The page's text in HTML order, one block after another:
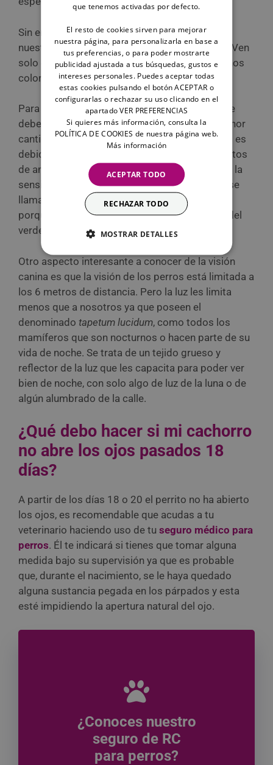
Sin embargo, la visión canina es diferente a la
nuestra; ¿cómo ven los perros exactamente? ¿Ven
solo en blanco y negro? ¿Sólo distinguen algunos
colores? ¿Ven borroso?
Para responder a esta pregunta, lo primero que
debes saber es que sí ven colores, pero en menor
cantidad y de forma diferente a nosotros. Esto es
debido a que su ojo es más sensible a los objetos
de amarillo y azul. Este tipo de visión, en la que la
sensibilidad es más alta frente a dos colores, se
llama visión dicromática. De esto se deduce el
porqué los perros no diferencian el color rojo del
verde.
Otro aspecto interesante a conocer de la visión
canina es que la visión de los perros está limitada a
los 6 metros de distancia. Pero la luz les limita
menos que a nosotros ya que poseen el
denominado tapetum lucidum, como todos los
mamíferos que son nocturnos o hacen parte de su
vida de noche. Se trata de un tejido grueso y
reflector de la luz que les capacita para poder ver
bien de noche, con solo algo de luz de la luna o de
algún alumbrado de la calle.
¿Qué debo hacer si mi cachorro
no abre los ojos pasados 18
días?
A partir de los días 18 o 20 el perrito no ha abierto
los ojos, es recomendable que acudas a tu
veterinario haciendo uso de tu seguro médico para
perros. Él te indicará si tienes que tomar alguna
medida bajo su supervisión ya que es probable
que, durante el nacimiento, se le haya quedado
alguna sustancia pegada en los párpados y esta
esté impidiendo la apertura natural del ojo.
¿Conoces nuestro
seguro de RC
para perros?
que tenemos activadas por defecto.
El resto de cookies sirven para mejorar
nuestra página, para personalizarla en base a
tus preferencias, o para poder mostrarte
publicidad ajustada a tus búsquedas, gustos e
intereses personales. Puedes aceptar todas
estas cookies pulsando el botón ACEPTAR o
configurarlas o rechazar su uso clicando en el
apartado VER PREFERENCIAS
Si quieres más información, consulta la
POLÍTICA DE COOKIES de nuestra página web.
Más información
ACEPTAR TODO
RECHAZAR TODO
MOSTRAR DETALLES